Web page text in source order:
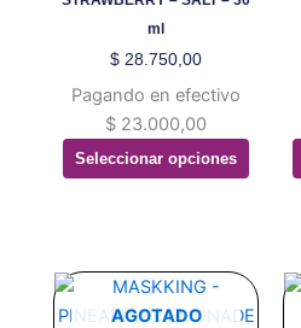
ml
$ 28.750,00
Pagando en efectivo
$ 23.000,00
Seleccionar opciones
se
pueden
en
la
página
AGOTADO
Este
producto